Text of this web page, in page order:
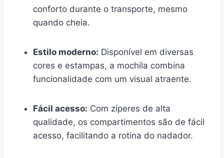
conforto durante o transporte, mesmo
quando cheia.
Estilo moderno: Disponível em diversas
cores e estampas, a mochila combina
funcionalidade com um visual atraente.
Fácil acesso: Com zíperes de alta
qualidade, os compartimentos são de fácil
acesso, facilitando a rotina do nadador.